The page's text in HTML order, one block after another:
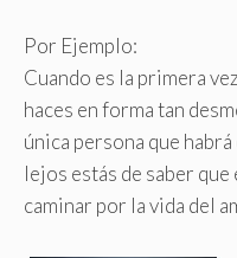
Por Ejemplo:
Cuando es la primera
haces en forma tan
única persona que
lejos estás de saber
caminar por la vida del